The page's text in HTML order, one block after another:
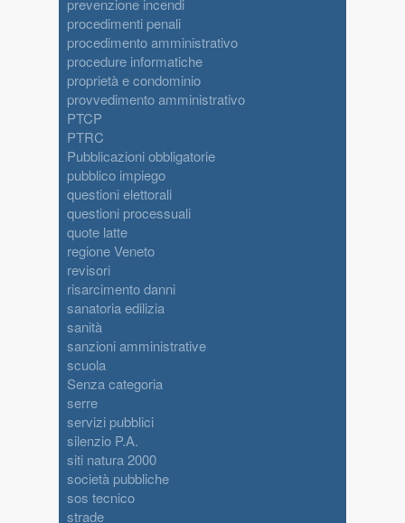
procedimenti penali
procedimento amministrativo
procedure informatiche
proprietà e condominio
provvedimento amministrativo
PTCP
PTRC
Pubblicazioni obbligatorie
pubblico impiego
questioni elettorali
questioni processuali
quote latte
regione Veneto
revisori
risarcimento danni
sanatoria edilizia
sanità
sanzioni amministrative
scuola
Senza categoria
serre
servizi pubblici
silenzio P.A.
siti natura 2000
società pubbliche
sos tecnico
strade